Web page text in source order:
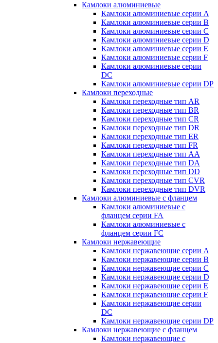
Камлоки алюминиевые
Камлоки алюминиевые серии А
Камлоки алюминиевые серии B
Камлоки алюминиевые серии C
Камлоки алюминиевые серии D
Камлоки алюминиевые серии E
Камлоки алюминиевые серии F
Камлоки алюминиевые серии
DC
Камлоки алюминиевые серии DP
Камлоки переходные
Камлоки переходные тип AR
Камлоки переходные тип BR
Камлоки переходные тип CR
Камлоки переходные тип DR
Камлоки переходные тип ER
Камлоки переходные тип FR
Камлоки переходные тип AA
Камлоки переходные тип DA
Камлоки переходные тип DD
Камлоки переходные тип CVR
Камлоки переходные тип DVR
Камлоки алюминиевые с фланцем
Камлоки алюминиевые с
фланцем серии FA
Камлоки алюминиевые с
фланцем серии FC
Камлоки нержавеющие
Камлоки нержавеющие серии А
Камлоки нержавеющие серии В
Камлоки нержавеющие серии C
Камлоки нержавеющие серии D
Камлоки нержавеющие серии E
Камлоки нержавеющие серии F
Камлоки нержавеющие серии
DC
Камлоки нержавеющие серии DP
Камлоки нержавеющие с фланцем
Камлоки нержавеющие с